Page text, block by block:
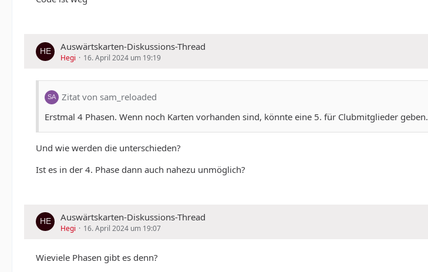
Auswärtskarten-Diskussions-Thread
Hegi 16. April 2024 um 19:19
Zitat von sam_reloaded
Erstmal 4 Phasen. Wenn noch Karten vorhanden sind, könnte eine 5. für Clubmitglieder geben.
Und wie werden die unterschieden?
Ist es in der 4. Phase dann auch nahezu unmöglich?
Auswärtskarten-Diskussions-Thread
Hegi 16. April 2024 um 19:07
Wieviele Phasen gibt es denn?